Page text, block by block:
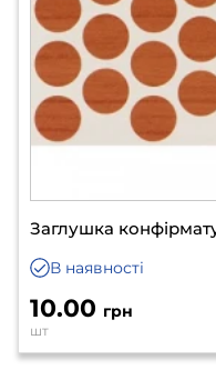
Заглушка
В наявності
10.00 грн
шт